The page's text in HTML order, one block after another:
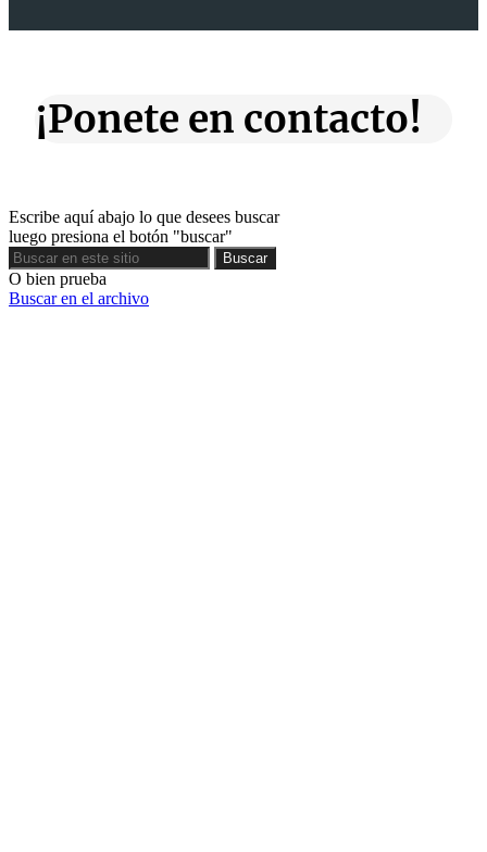
¡Ponete en contacto!
Escribe aquí abajo lo que desees buscar
luego presiona el botón "buscar"
Buscar
Buscar
O bien prueba
Buscar en el archivo